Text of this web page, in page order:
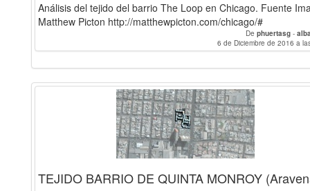
Análisis del tejido del barrio The Loop en Chicago. Fuente
Matthew Picton http://matthewpicton.com/chicago/#
De phuertasg -
6 de Diciembre de 2016 a
TEJIDO BARRIO DE QUINTA MONROY